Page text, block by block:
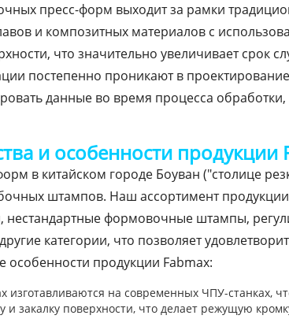
пресс-форм выходит за рамки
и композитных материалов с
что значительно увеличивает срок
постепенно проникают в
данные во время процесса
и особенности продукции
в китайском городе Боуван ("столице
штампов. Наш ассортимент
формовочные штампы,
категории, что позволяет
особенности продукции Fabmax:
изготавливаются на современных ЧПУ-станках,
закалку поверхности, что делает режущую